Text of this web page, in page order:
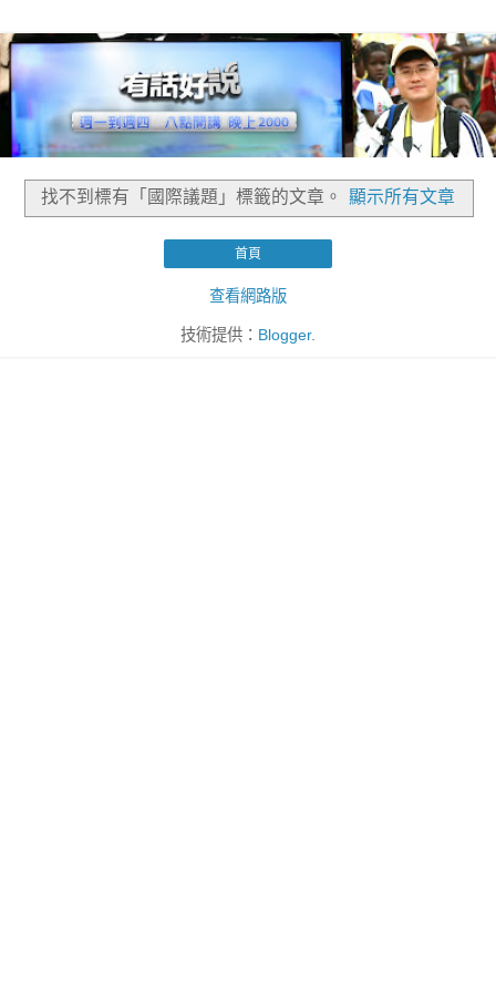
找不到標有「國際議題」 標籤的文章。 顯示所有文章
首頁
查看網路版
技術提供： Blogger.